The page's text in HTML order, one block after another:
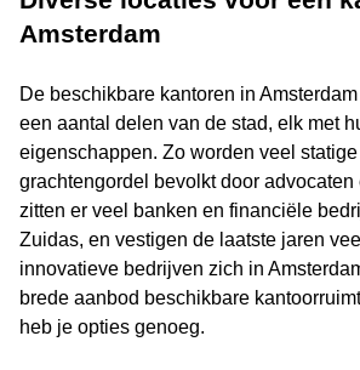
Amsterdam
De beschikbare kantoren in
een aantal delen van de stad, elk met
eigenschappen. Zo worden veel
grachtengordel bevolkt door advocaten
zitten er veel banken en financiële
Zuidas, en vestigen de laatste jaren
innovatieve bedrijven zich in
brede aanbod beschikbare
heb je opties genoeg.